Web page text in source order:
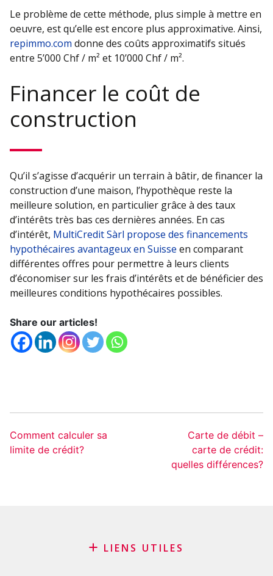
Le problème de cette méthode, plus simple à mettre en
oeuvre, est qu’elle est encore plus approximative. Ainsi,
repimmo.com donne des coûts approximatifs situés
entre 5’000 Chf / m² et 10’000 Chf / m².
Financer le coût de
construction
Qu’il s’agisse d’acquérir un terrain à bâtir, de financer la
construction d’une maison, l’hypothèque reste la
meilleure solution, en particulier grâce à des taux
d’intérêts très bas ces dernières années. En cas
d’intérêt, MultiCredit Sàrl propose des financements
hypothécaires avantageux en Suisse en comparant
différentes offres pour permettre à leurs clients
d’économiser sur les frais d’intérêts et de bénéficier des
meilleures conditions hypothécaires possibles.
Share our articles!
Comment calculer sa
limite de crédit?
Carte de débit –
carte de crédit:
quelles différences?
LIENS UTILES